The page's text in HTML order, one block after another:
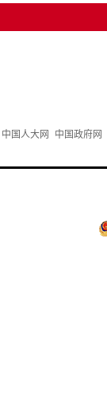
中国人大网 中国政府网